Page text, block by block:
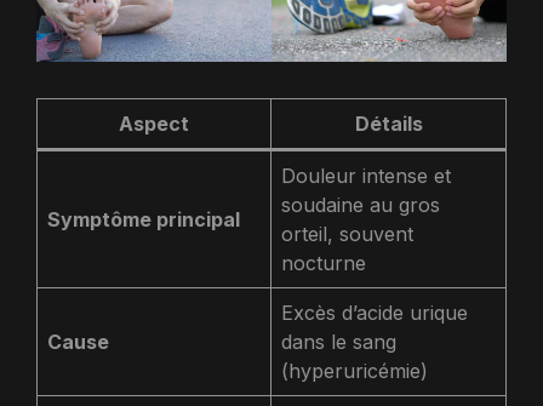
Aspect Détails
Symptôme principal
Douleur intense et
soudaine au gros
orteil, souvent
nocturne
Cause
Excès d’acide urique
dans le sang
(hyperuricémie)